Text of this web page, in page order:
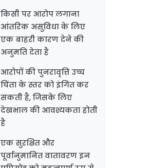
किसी पर आरोप लगाना
आंतरिक असुविधा के लिए
एक बाहरी कारण देने की
अनुमति देता है
आरोपों की पुनरावृत्ति उच्च
चिंता के स्तर को इंगित कर
सकती है, जिसके लिए
देखभाल की आवश्यकता होती
है
एक सुरक्षित और
पूर्वानुमानित वातावरण इन